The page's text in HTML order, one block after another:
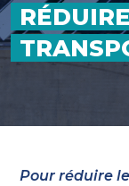
Pour réduire